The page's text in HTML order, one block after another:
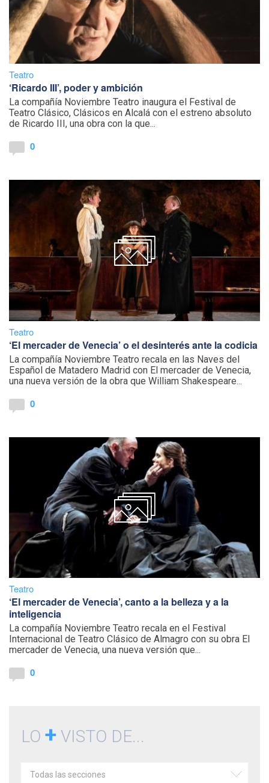
Teatro
‘Ricardo III’, poder y ambición
La compañía Noviembre Teatro inaugura el Festival de
Teatro Clásico, Clásicos en Alcalá con el estreno absoluto
de Ricardo III, una obra con la que...
0
Teatro
‘El mercader de Venecia’ o el desinterés ante la codicia
La compañía Noviembre Teatro recala en las Naves del
Español de Matadero Madrid con El mercader de Venecia,
una nueva versión de la obra que William Shakespeare...
0
Teatro
‘El mercader de Venecia’, canto a la belleza y a la
inteligencia
La compañía Noviembre Teatro recala en el Festival
Internacional de Teatro Clásico de Almagro con su obra El
mercader de Venecia, una nueva versión que...
0
LO + VISTO DE...
Todas las secciones